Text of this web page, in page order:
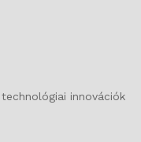
innovációk